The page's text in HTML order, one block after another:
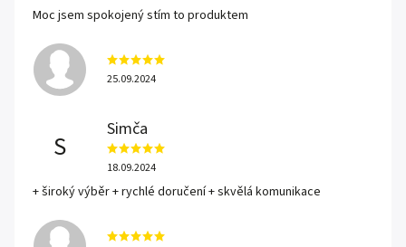
Moc jsem spokojený stím to produktem
25.09.2024
S
Simča
18.09.2024
+ široký výběr + rychlé doručení + skvělá komunikace